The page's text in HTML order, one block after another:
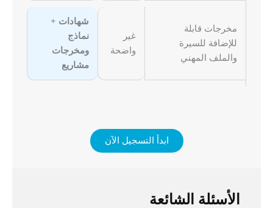
مخرجات قابلة
للإضافة للسيرة
والملف المهني
غير
واضحة
شهادات +
نماذج
ومخرجات
مشاريع
ابدأ التسجيل الآن
الأسئلة الشائعة